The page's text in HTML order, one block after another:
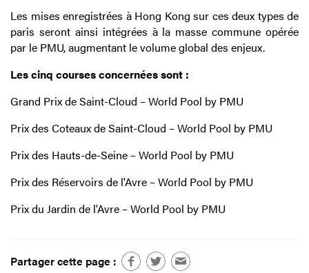
Les mises enregistrées à Hong Kong sur ces deux types de
paris seront ainsi intégrées à la masse commune opérée
par le PMU, augmentant le volume global des enjeux.
Les cinq courses concernées sont :
Grand Prix de Saint-Cloud – World Pool by PMU
Prix des Coteaux de Saint-Cloud – World Pool by PMU
Prix des Hauts-de-Seine – World Pool by PMU
Prix des Réservoirs de l'Avre – World Pool by PMU
Prix du Jardin de l'Avre – World Pool by PMU
Partager cette page :